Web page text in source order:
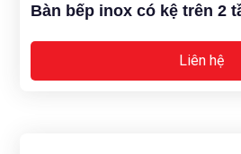
Bàn bếp inox có kệ trên 2
Liên hệ